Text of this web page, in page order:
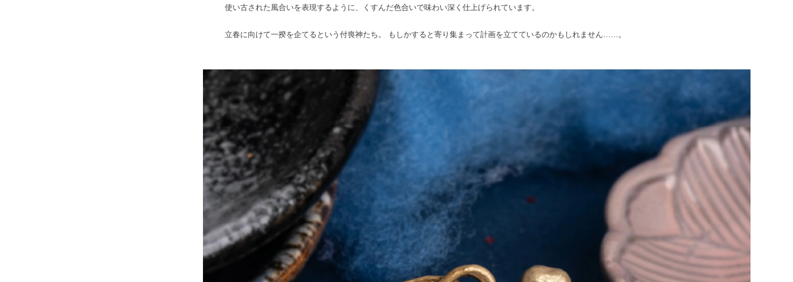
使い古された風合いを表現するように、くすんだ色合いで味わい深く仕上げられています。
立春に向けて一揆を企てるという付喪神たち。 もしかすると寄り集まって計画を立てているのかもしれません……。